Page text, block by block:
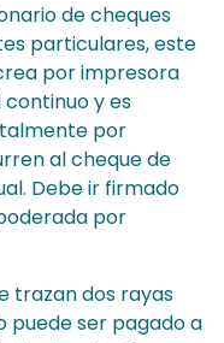
de cheques
particulares, este
por impresora
y es
por
al cheque de
Debe ir firmado
por
trazan dos rayas
puede ser pagado a